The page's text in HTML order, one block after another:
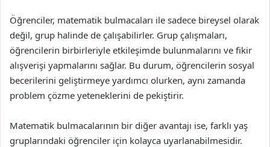
Öğrenciler, matematik bulmacaları ile sadece bireysel olarak
değil, grup halinde de çalışabilirler. Grup çalışmaları,
öğrencilerin birbirleriyle etkileşimde bulunmalarını ve fikir
alışverişi yapmalarını sağlar. Bu durum, öğrencilerin sosyal
becerilerini geliştirmeye yardımcı olurken, aynı zamanda
problem çözme yeteneklerini de pekiştirir.
Matematik bulmacalarının bir diğer avantajı ise, farklı yaş
gruplarındaki öğrenciler için kolayca uyarlanabilmesidir.